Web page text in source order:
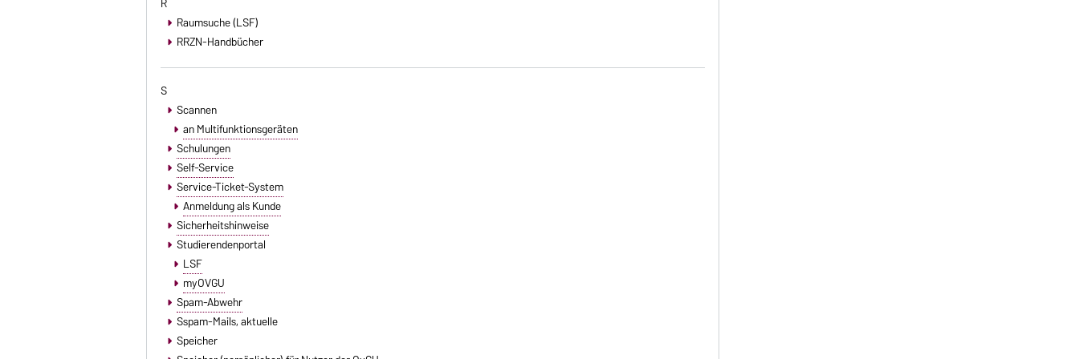
Raumsuche (LSF)
RRZN-Handbücher
S
Scannen
an Multifunktionsgeräten
Schulungen
Self-Service
Service-Ticket-System
Anmeldung als Kunde
Sicherheitshinweise
Studierendenportal
LSF
myOVGU
Spam-Abwehr
Sspam-Mails, aktuelle
Speicher